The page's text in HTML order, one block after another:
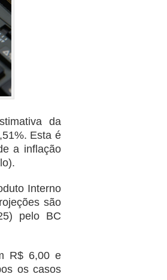
da
Esta é
a inflação
Interno
são
pelo BC
R$ 6,00 e
os casos